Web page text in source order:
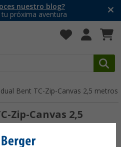
nuestro blog?
tu próxima aventura
Bent TC-Zip-Canvas 2,5 metros
Zip-Canvas 2,5